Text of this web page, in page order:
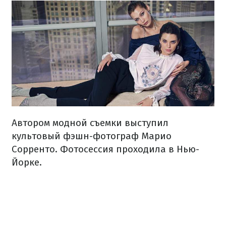
Автором модной съемки выступил
культовый фэшн-фотограф Марио
Сорренто. Фотосессия проходила в Нью-
Йорке.